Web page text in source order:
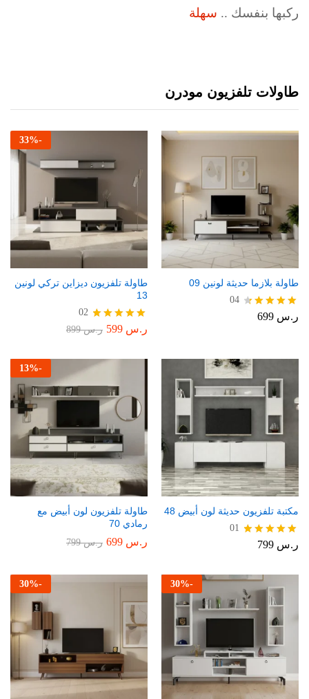
ركبها بنفسك .. سهلة
طاولات تلفزيون مودرن
طاولة بلازما حديثة لونين 09
تم التقييم
04
ر.س
-
33%
طاولة تلفزيون ديزاين تركي لونين
13
تم التقييم
02
ر.س ر.س899
مكتبة تلفزيون حديثة لون أبيض 48
تم التقييم
01
ر.س
-
13%
طاولة تلفزيون لون أبيض مع
رمادي 70
ر.س ر.س799
-
30%
-
30%